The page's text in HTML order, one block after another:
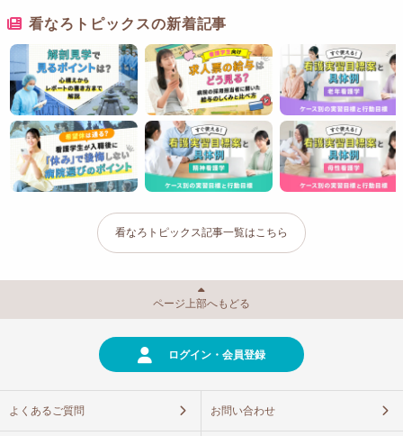
看なろトピックスの新着記事
看なろトピックス記事一覧はこちら
ページ上部へもどる
ログイン・会員登録
よくあるご質問 お問い合わせ